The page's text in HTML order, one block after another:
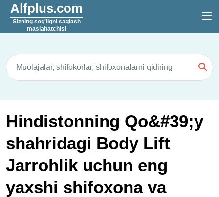
Alfplus.com
Sizning sog'liqni saqlash
maslahatchisi
Hindistonning Qo&#39;y
shahridagi Body Lift
Jarrohlik uchun eng
yaxshi shifoxona va